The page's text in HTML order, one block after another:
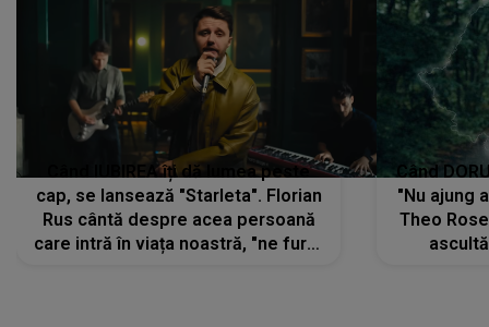
Când IUBIREA îți dă lumea peste
cap, se lansează "Starleta". Florian
Rus cântă despre acea persoană
care intră în viața noastră, "ne fură"
Când
"Nu ajung
Theo